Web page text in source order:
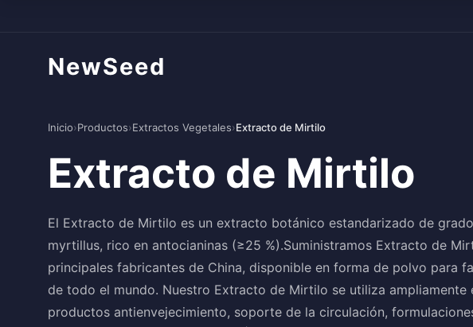
NewSeed
Inicio›Productos›Extractos Vegetales›Extracto de Mirtilo
Extracto de Mirtilo
El Extracto de Mirtilo es un extracto botánico estandarizado de
myrtillus, rico en antocianinas (≥25 %).Suministramos Extracto de
principales fabricantes de China, disponible en forma de polvo para
de todo el mundo. Nuestro Extracto de Mirtilo se utiliza ampliamente
productos antienvejecimiento, soporte de la circulación,